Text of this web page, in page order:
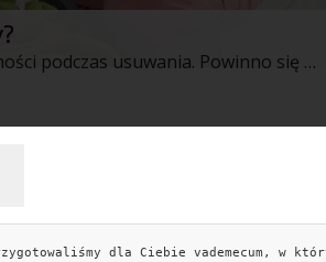
Niektóre plamy sprawiają wyjątkowo dużo trudności podczas usuwania. Powinno się pamiętać, że najtrudniejsze z nich łatwiej sprać, jeżeli zareaguje się odpowiednio szybko. Każda pani domu powinna mieć zatem w domu kilka przydatnych substancji, dzięki którym można usunąć nawet atrament, lakier do paznokci czy farbę.
dla Ciebie vademecum, w